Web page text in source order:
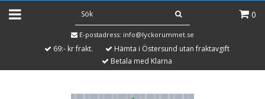
0
E-postadress: info@lyckorummet.se
69:- kr frakt.
Hämta i Östersund utan fraktavgift
Betala med Klarna